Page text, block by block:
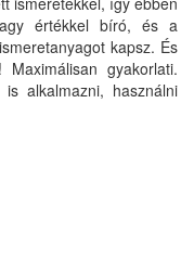
értékkel bíró, és a
kapsz. És
gyakorlati.
alkalmazni, használni